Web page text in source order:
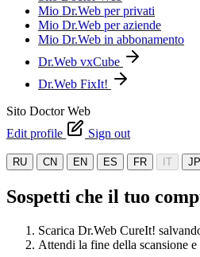
Mio Dr.Web per privati
Mio Dr.Web per aziende
Mio Dr.Web in abbonamento
Dr.Web vxCube
Dr.Web FixIt!
Sito Doctor Web
Edit profile
Sign out
RU CN EN ES FR IT JP
Sospetti che il tuo
Scarica Dr.Web CureIt!
Attendi la fine della scansione